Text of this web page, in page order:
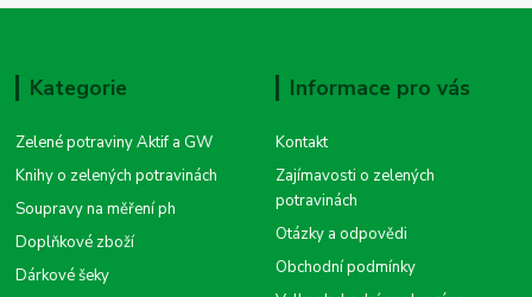
Kategorie
Zelené potraviny Aktif a GW
Knihy o zelených potravinách
Soupravy na měření ph
Doplňkové zboží
Dárkové šeky
Informace pro vás
Kontakt
Zajímavosti o zelených
potravinách
Otázky a odpovědi
Obchodní podmínky